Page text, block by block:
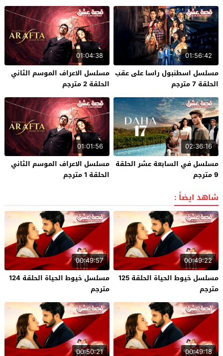
01:56:42
مسلسل اسطنبول راسا على عقب
الحلقة 7 مترجم
01:04:38
مسلسل الاعراف الموسم الثاني
الحلقة 2 مترجم
02:36:16
مسلسل في السابعة عشر الحلقة
9 مترجم
01:01:56
مسلسل الاعراف الموسم الثاني
الحلقة 1 مترجم
شاهد ايضاً :
00:49:22
مسلسل خيوط الحياة الحلقة 125
مترجم
00:49:57
مسلسل خيوط الحياة الحلقة 124
مترجم
00:49:18
00:50:21